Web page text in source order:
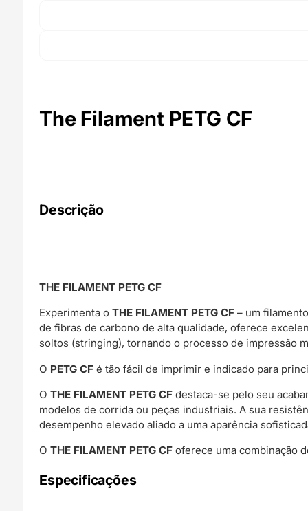
The Filament PETG CF
Descrição
THE FILAMENT PETG CF
Experimenta oTHE FILAMENT PETG CF – um
de fibras de carbono de alta qualidade, oferece
soltos (stringing), tornando o processo de impressão
O PETG CF é tão fácil de imprimir e indicado para
OTHE FILAMENT PETG CF destaca-se pelo seu
modelos de corrida ou peças industriais. A sua
desempenho elevado aliado a uma aparência
OTHE FILAMENT PETG CF oferece uma combinação
Especificações